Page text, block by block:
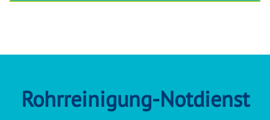
Rohrreinigung-Notdienst